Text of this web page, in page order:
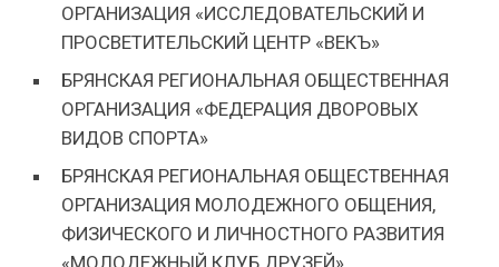
ОРГАНИЗАЦИЯ «ИССЛЕДОВАТЕЛЬСКИЙ И
ПРОСВЕТИТЕЛЬСКИЙ ЦЕНТР «ВЕКЪ»
БРЯНСКАЯ РЕГИОНАЛЬНАЯ ОБЩЕСТВЕННАЯ
ОРГАНИЗАЦИЯ «ФЕДЕРАЦИЯ ДВОРОВЫХ
ВИДОВ СПОРТА»
БРЯНСКАЯ РЕГИОНАЛЬНАЯ ОБЩЕСТВЕННАЯ
ОРГАНИЗАЦИЯ МОЛОДЕЖНОГО ОБЩЕНИЯ,
ФИЗИЧЕСКОГО И ЛИЧНОСТНОГО РАЗВИТИЯ
«МОЛОДЕЖНЫЙ КЛУБ ДРУЗЕЙ»